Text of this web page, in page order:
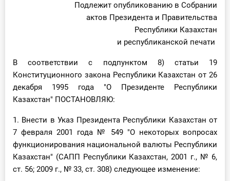
Справочник бухгалтера
Практика ИП
Кадры. Труд. Зарплата.
Юридический помощник
Интернет-магазин
Подлежит опубликованию в Собрании
актов Президента и Правительства
Республики Казахстан
и республиканской печати
В соответствии с подпунктом 8) статьи 19
Конституционного закона Республики Казахстан от 26
декабря 1995 года "О Президенте Республики
Казахстан" ПОСТАНОВЛЯЮ:
1. Внести в Указ Президента Республики Казахстан от
7 февраля 2001 года № 549 "О некоторых вопросах
функционирования национальной валюты Республики
Казахстан" (САПП Республики Казахстан, 2001 г., № 6,
ст. 56; 2009 г., № 33, ст. 308) следующее изменение: